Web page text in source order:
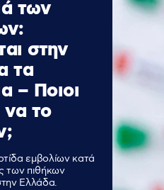
των
στην
τα
– Ποιοι
να το
εμβολίων κατά
των πιθήκων
Ελλάδα.